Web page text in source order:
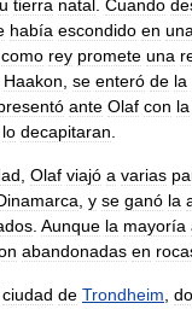
tierra natal. Cuando
había escondido en
como rey promete una
Haakon, se enteró de la
ante Olaf con la
lo decapitaran.
, Olaf viajó a varias
, y se ganó la
. Aunque la mayoría
abandonadas en
ciudad de Trondheim,